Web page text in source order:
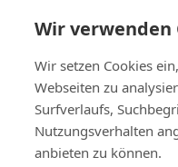
Wir verwenden
Wir setzen Cookies
Webseiten zu
Surfverlaufs,
Nutzungsverhalten
anbieten zu können.
Zurück
Unternehmen
Die Geschichte
Eigene
Handwerkskunst
Qualität.